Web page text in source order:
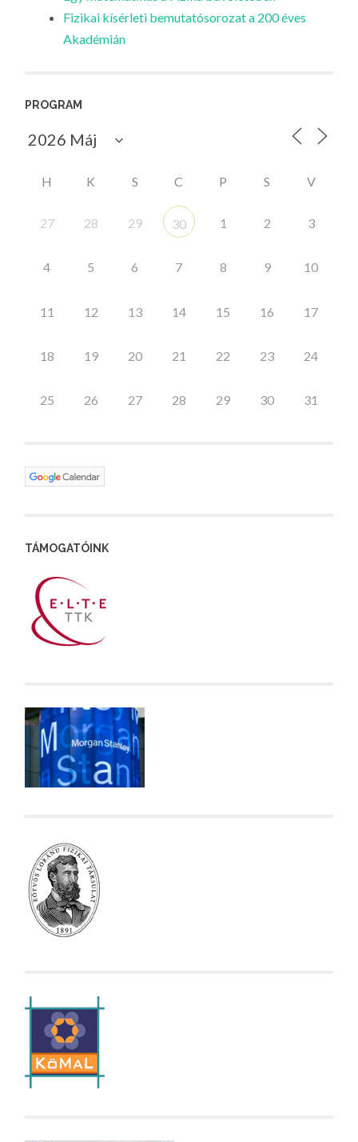
Fizikai kísérleti bemutatósorozat a 200 éves
Akadémián
PROGRAM
H K S C P S V
27 28 29 30 1 2 3
4 5 6 7 8 9 10
11 12 13 14 15 16 17
18 19 20 21 22 23 24
25 26 27 28 29 30 31
TÁMOGATÓINK